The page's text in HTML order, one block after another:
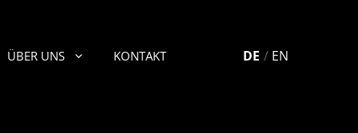
ÜBER UNS KONTAKT DE EN